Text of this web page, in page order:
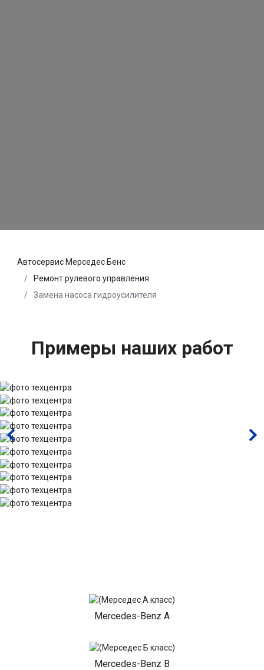
Автосервис Мерседес Бенс
Ремонт рулевого управления
Замена насоса гидроусилителя
Примеры наших работ
Mercedes-Benz A
Mercedes-Benz B